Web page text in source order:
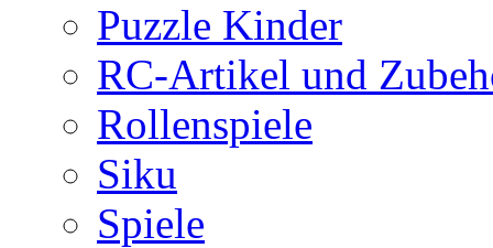
Puzzle Kinder
RC-Artikel und
Rollenspiele
Siku
Spiele